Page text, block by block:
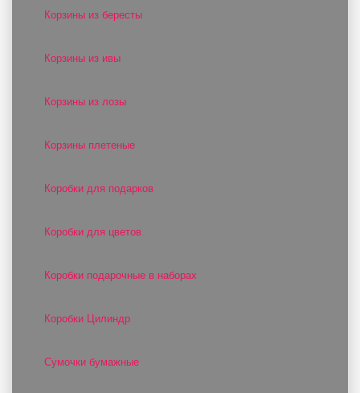
Корзины из бересты
Корзины из ивы
Корзины из лозы
Корзины плетеные
Коробки для подарков
Коробки для цветов
Коробки подарочные в наборах
Коробки Цилиндр
Сумочки бумажные